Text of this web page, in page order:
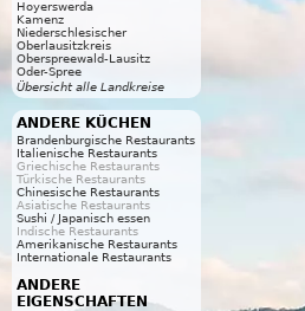
Hoyerswerda
Kamenz
Niederschlesischer
Oberlausitzkreis
Oberspreewald-Lausitz
Oder-Spree
Übersicht alle Landkreise
ANDERE KÜCHEN
Brandenburgische Restaurants
Italienische Restaurants
Griechische Restaurants
Türkische Restaurants
Chinesische Restaurants
Asiatische Restaurants
Sushi / Japanisch essen
Indische Restaurants
Amerikanische Restaurants
Internationale Restaurants
ANDERE
EIGENSCHAFTEN